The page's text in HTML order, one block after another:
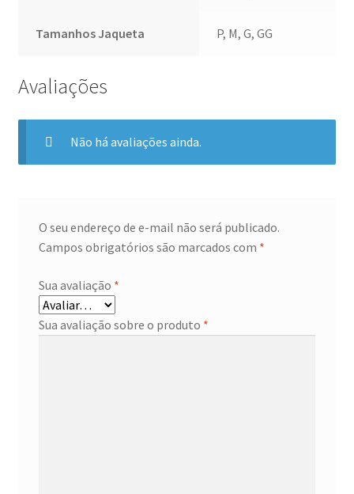
Tamanhos Jaqueta P, M, G, GG
Avaliações
Não há avaliações ainda.
O seu endereço de e-mail não será publicado.
Campos obrigatórios são marcados com *
Sua avaliação *
Sua avaliação sobre o produto *